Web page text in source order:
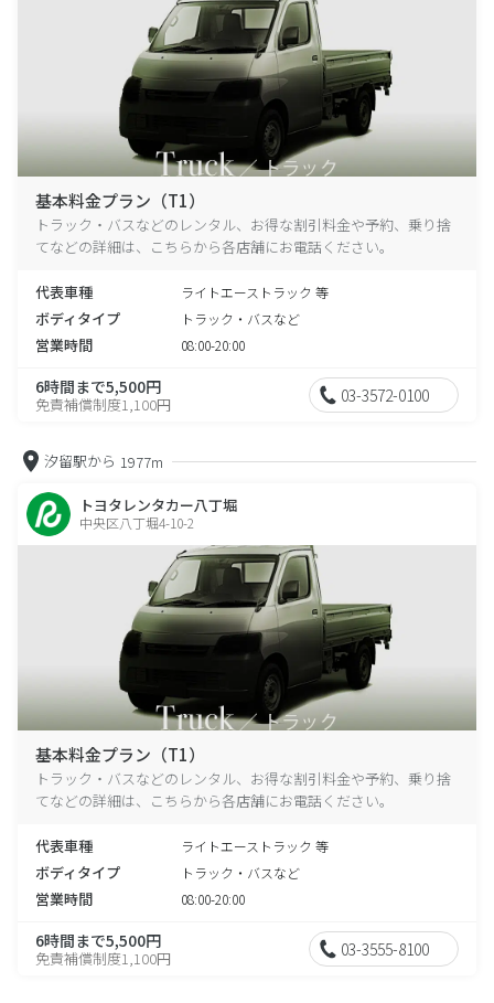
基本料金プラン（T1）
トラック・バスなどのレンタル、お得な割引料金や予約、乗り捨
てなどの詳細は、こちらから各店舗にお電話ください。
代表車種 ライトエーストラック 等
ボディタイプ トラック・バスなど
営業時間 08:00-20:00
6時間まで5,500円
免責補償制度1,100円 03-3572-0100
汐留駅から 1977m
トヨタレンタカー八丁堀
中央区八丁堀4-10-2
基本料金プラン（T1）
トラック・バスなどのレンタル、お得な割引料金や予約、乗り捨
てなどの詳細は、こちらから各店舗にお電話ください。
代表車種 ライトエーストラック 等
ボディタイプ トラック・バスなど
営業時間 08:00-20:00
6時間まで5,500円
免責補償制度1,100円 03-3555-8100